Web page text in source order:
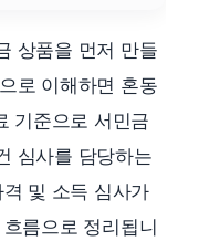
상품을 먼저 만들
로 이해하면 혼동
기준으로 서민금
심사를 담당하는
및 소득 심사가
름으로 정리됩니